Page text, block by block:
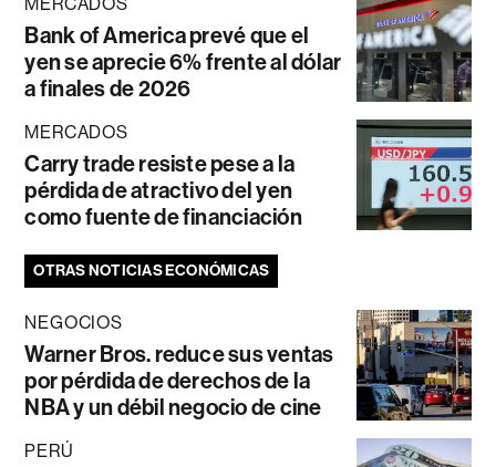
Bank of America prevé que el
yen se aprecie 6% frente al dólar
a finales de 2026
MERCADOS
Carry trade resiste pese a la
pérdida de atractivo del yen
como fuente de financiación
OTRAS NOTICIAS ECONÓMICAS
NEGOCIOS
Warner Bros. reduce sus ventas
por pérdida de derechos de la
NBA y un débil negocio de cine
PERÚ